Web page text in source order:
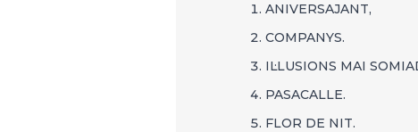
ANIVERSAJANT,
COMPANYS.
IL·LUSIONS MAI
PASACALLE.
FLOR DE NIT.